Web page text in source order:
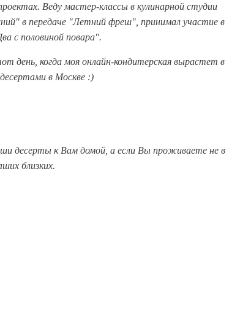
Веду мастер-классы в кулинарной студии
в передаче "Летний фреш", принимал участие в
с половиной повара".
день, когда моя онлайн-кондитерская вырастет в
в Москве :)
десерты к Вам домой, а если Вы проживаете не в
близких.